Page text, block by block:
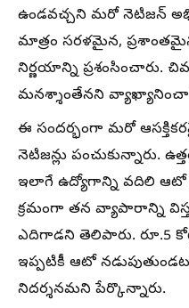
ఉండవచ్చని మరో నెటిజన్
మాత్రం సరళమైన,
నిర్ణయాన్ని ప్రశంసించారు.
మనశ్శాంతేనని
ఈ సందర్భంగా మరో
నెటిజన్లు పంచుకున్నారు.
ఇలాగే ఉద్యోగాన్ని వదిలి ఆటో
క్రమంగా తన వ్యాపారాన్ని
ఎదిగాడని తెలిపారు. రూ.5
ఇప్పటికీ ఆటో
నిదర్శనమని పేర్కొన్నారు.